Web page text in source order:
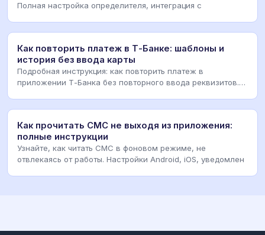
Полная настройка определителя, интеграция с
Как повторить платеж в Т-Банке: шаблоны и
история без ввода карты
Подробная инструкция: как повторить платеж в
приложении Т-Банка без повторного ввода реквизитов.
Как прочитать СМС не выходя из приложения:
полные инструкции
Узнайте, как читать СМС в фоновом режиме, не
отвлекаясь от работы. Настройки Android, iOS, уведомлен